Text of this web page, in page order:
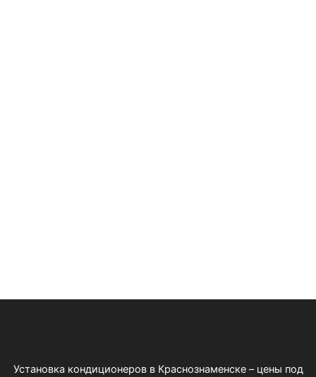
Установка кондиционеров в Краснознаменске – цены под